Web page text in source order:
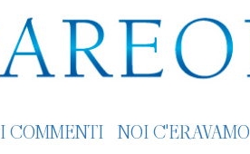
I COMMENTI NOI C'ERAVAMO